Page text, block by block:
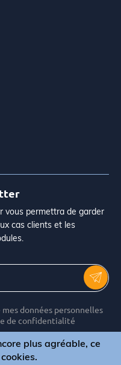
vous permettra de garder
cas clients et les
données personnelles
de confidentialité
plus agréable, ce